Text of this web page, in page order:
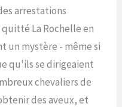
arrestations
La Rochelle en
un mystère - même si
qu'ils se dirigeaient
chevaliers de
des aveux, et